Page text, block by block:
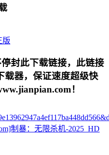
版
封此下载链接，此链接
载器，保证速度超级快
！
制暴：无限杀机-2025_HD